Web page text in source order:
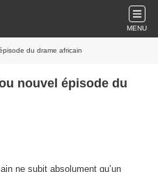
MENU
du drame africain
nouvel épisode du
ne subit absolument qu’un